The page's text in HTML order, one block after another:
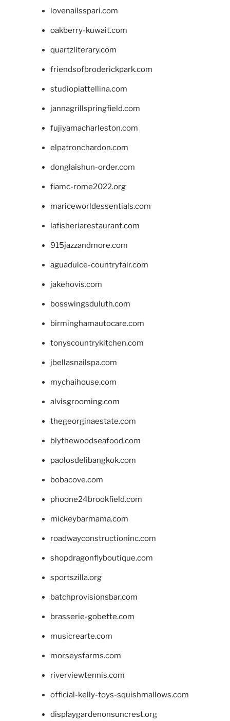
lovenailsspari.com
oakberry-kuwait.com
quartzliterary.com
friendsofbroderickpark.com
studiopiattellina.com
jannagrillspringfield.com
fujiyamacharleston.com
elpatronchardon.com
donglaishun-order.com
fiamc-rome2022.org
mariceworldessentials.com
lafisheriarestaurant.com
915jazzandmore.com
aguadulce-countryfair.com
jakehovis.com
bosswingsduluth.com
birminghamautocare.com
tonyscountrykitchen.com
jbellasnailspa.com
mychaihouse.com
alvisgrooming.com
thegeorginaestate.com
blythewoodseafood.com
paolosdelibangkok.com
bobacove.com
phoone24brookfield.com
mickeybarmama.com
roadwayconstructioninc.com
shopdragonflyboutique.com
sportszilla.org
batchprovisionsbar.com
brasserie-gobette.com
musicrearte.com
morseysfarms.com
riverviewtennis.com
official-kelly-toys-squishmallows.com
displaygardenonsuncrest.org